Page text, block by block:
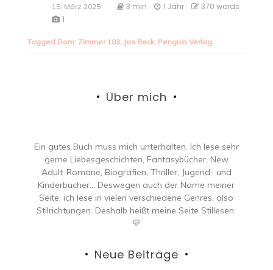
15. März 2025 3 min 1 Jahr
370 words
1
Tagged Dorn: Zimmer 103, Jan Beck, Penguin Verlag
Über mich
Ein gutes Buch muss mich unterhalten. Ich lese sehr
gerne Liebesgeschichten, Fantasybücher, New
Adult-Romane, Biografien, Thriller, Jugend- und
Kinderbücher… Deswegen auch der Name meiner
Seite: ich lese in vielen verschiedene Genres, also
Stilrichtungen. Deshalb heißt meine Seite Stillesen.
💛
Neue Beiträge